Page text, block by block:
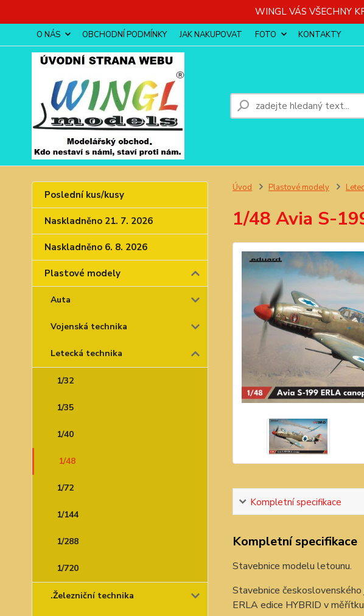
WINGL VÁS VŠECHNY
O NÁS OBCHODNÍ PODMÍNKY JAK NAKUPOVAT FOTO KONTAKTY
Poslední kus/kusy
Naskladněno 21. 7. 2026
Naskladněno 6. 8. 2026
Plastové modely
Auta
Vojenská technika
Letecká technika
1/32
1/35
1/40
1/48
1/72
1/144
1/288
1/720
.Železniční technika
Úvod Plastové modely
1/48 Avia S-
Kompletní specifikace
Kompletní specifikace
Stavebnice modelu letounu.
Stavebnice
ERLA edice HYBRID v